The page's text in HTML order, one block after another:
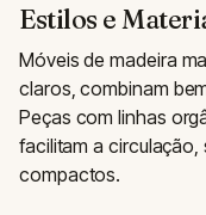
Estilos e
Móveis de madeira
claros, combinam
Peças com linhas
facilitam a
compactos.